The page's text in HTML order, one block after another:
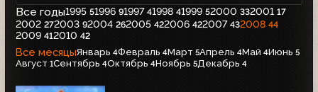
Все годы1995 51996 91997 41998 41999 52000 332001 17
2002 272003 92004 262005 422006 422007 432008 44
2009 412010 42
Все месяцыЯнварь 4Февраль 4Март 5Апрель 4Май 4Июнь 5
Август 1Сентябрь 4Октябрь 4Ноябрь 5Декабрь 4